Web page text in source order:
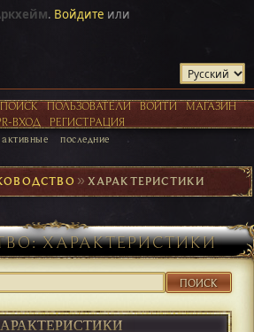
. Войдите или
ПОИСК ПОЛЬЗОВАТЕЛИ ВОЙТИ
МАГАЗИН
ВХОД
РЕГИСТРАЦИЯ
активные последние
►ХАРАКТЕРИСТИКИ
ХАРАКТЕРИСТИКИ
ПОИСК